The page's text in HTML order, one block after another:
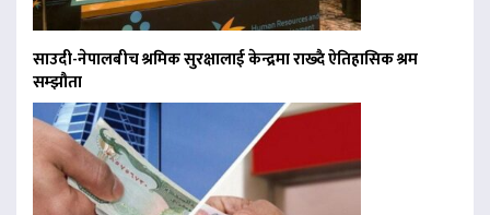
साउदी-नेपालबीच श्रमिक सुरक्षालाई केन्द्रमा राख्दै ऐतिहासिक श्रम
सम्झौता